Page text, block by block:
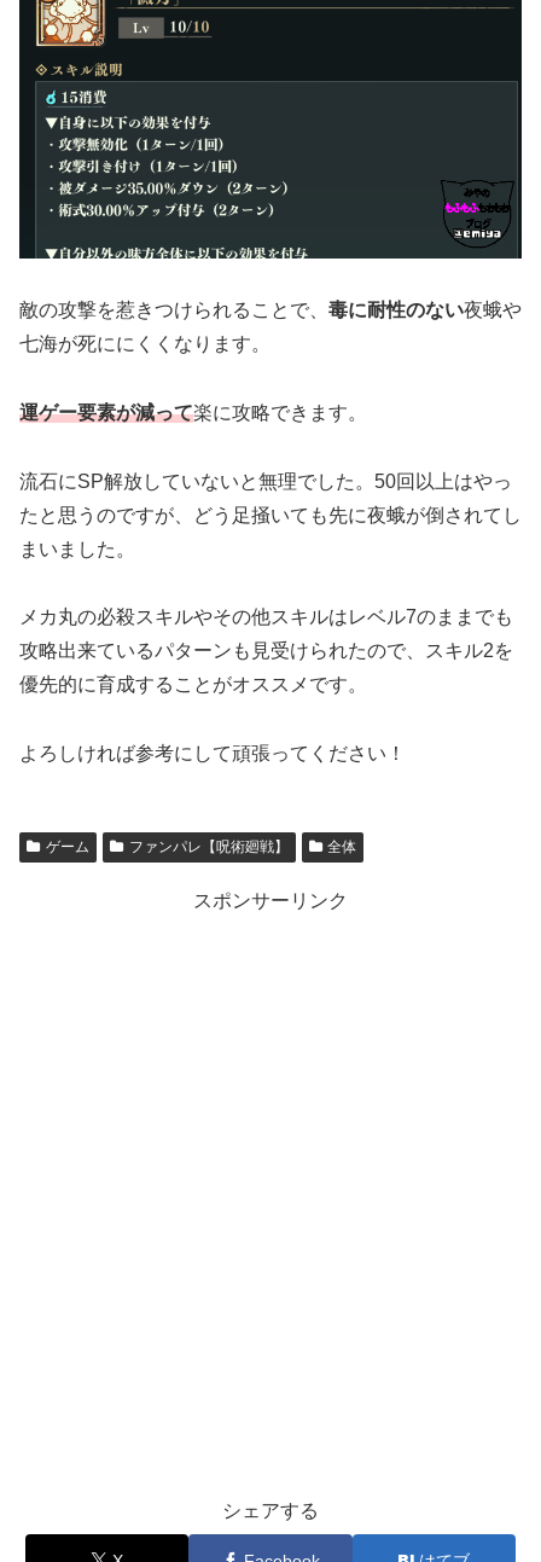
敵の攻撃を惹きつけられることで、 毒に耐性のない夜蛾や
七海が死ににくくなります。
運ゲー要素が減って楽に攻略できます。
流石にSP解放していないと無理でした。50回以上はやっ
たと思うのですが、どう足掻いても先に夜蛾が倒されてし
まいました。
メカ丸の必殺スキルやその他スキルはレベル7のままでも
攻略出来ているパターンも見受けられたので、スキル2を
優先的に育成することがオススメです。
よろしければ参考にして頑張ってください！
ゲーム ファンパレ【呪術廻戦】 全体
スポンサーリンク
シェアする